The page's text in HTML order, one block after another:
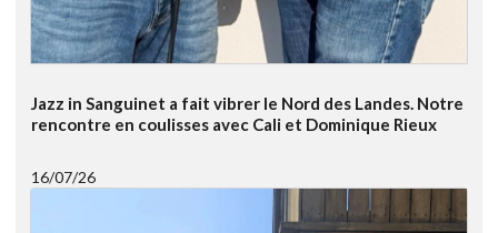
Jazz in Sanguinet a fait vibrer le Nord des Landes. Notre
rencontre en coulisses avec Cali et Dominique Rieux
16/07/26